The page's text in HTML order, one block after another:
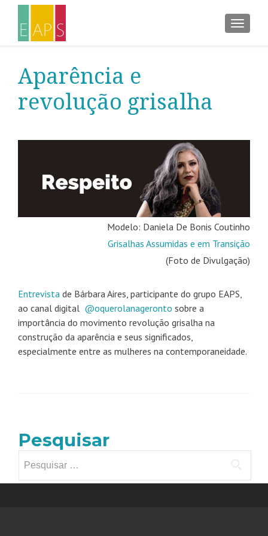
Aparência e
revolução grisalha
Modelo: Daniela De Bonis Coutinho
Grisalhas Assumidas e em Transição
(Foto de Divulgação)
Entrevista de Bárbara Aires, participante do grupo EAPS,
ao canal digital @oquerolanageronto sobre a
importância do movimento revolução grisalha na
construção da aparência e seus significados,
especialmente entre as mulheres na contemporaneidade.
Pesquisar
por: